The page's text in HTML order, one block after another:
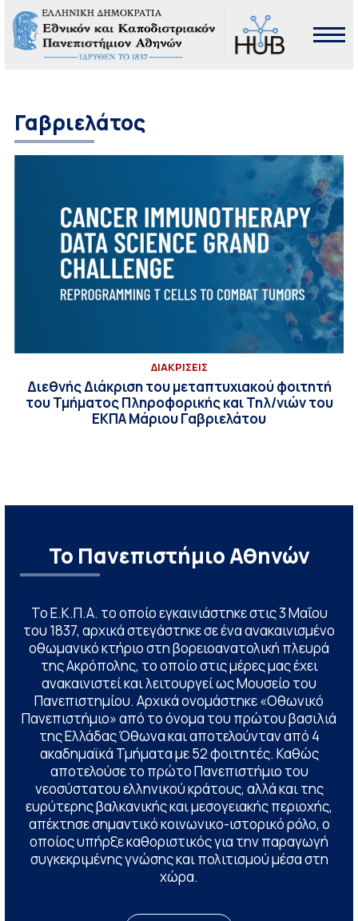
Γαβριελάτος
ΔΙΑΚΡΙΣΕΙΣ
Διεθνής Διάκριση του μεταπτυχιακού φοιτητή
του Τμήματος Πληροφορικής και Τηλ/νιών του
ΕΚΠΑ Μάριου Γαβριελάτου
Το Πανεπιστήμιο Αθηνών
Το Ε.Κ.Π.Α. το οποίο εγκαινιάστηκε στις 3 Μαΐου
του 1837, αρχικά στεγάστηκε σε ένα ανακαινισμένο
οθωμανικό κτήριο στη βορειοανατολική πλευρά
της Ακρόπολης, το οποίο στις μέρες μας έχει
ανακαινιστεί και λειτουργεί ως Μουσείο του
Πανεπιστημίου. Αρχικά ονομάστηκε «Οθωνικό
Πανεπιστήμιο» από το όνομα του πρώτου βασιλιά
της Ελλάδας Όθωνα και αποτελούνταν από 4
ακαδημαϊκά Τμήματα με 52 φοιτητές. Καθώς
αποτελούσε το πρώτο Πανεπιστήμιο του
νεοσύστατου ελληνικού κράτους, αλλά και της
ευρύτερης βαλκανικής και μεσογειακής περιοχής,
απέκτησε σημαντικό κοινωνικο-ιστορικό ρόλο, ο
οποίος υπήρξε καθοριστικός για την παραγωγή
συγκεκριμένης γνώσης και πολιτισμού μέσα στη
χώρα.